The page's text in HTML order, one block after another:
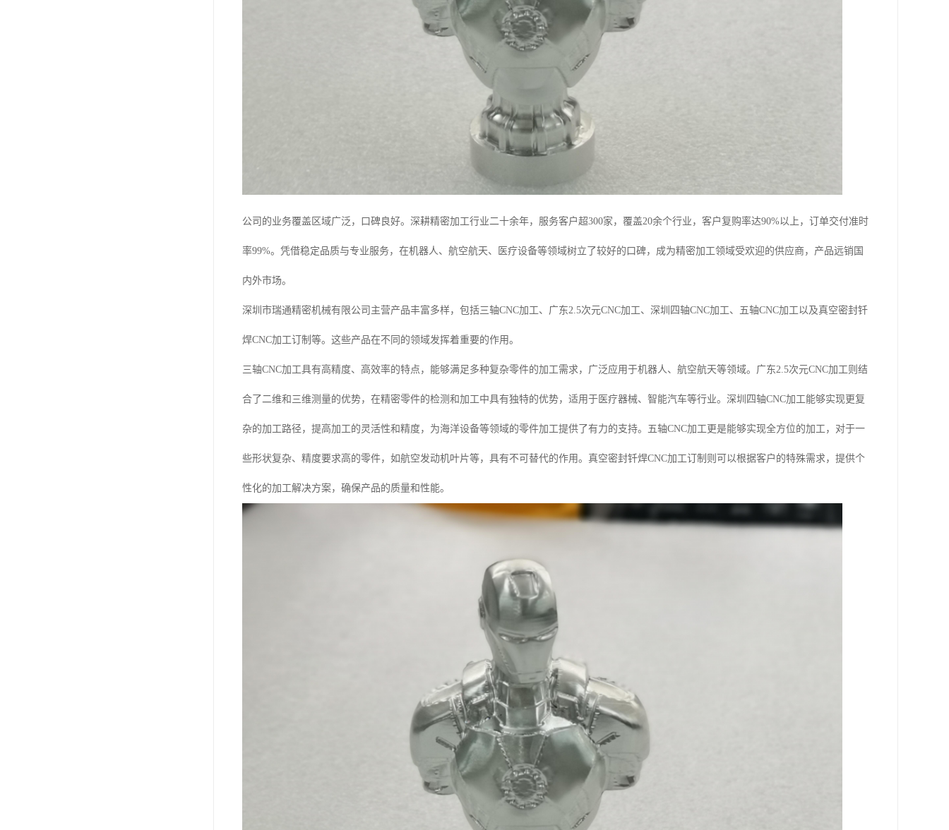
公司的业务覆盖区域广泛，口碑良好。深耕精密加工行业二十余年，服务客户超300家，覆盖20余个行业，客户复购率达90%以上，订单交付准时
率99%。凭借稳定品质与专业服务，在机器人、航空航天、医疗设备等领域树立了较好的口碑，成为精密加工领域受欢迎的供应商，产品远销国
内外市场。
深圳市瑞通精密机械有限公司主营产品丰富多样，包括三轴CNC加工、广东2.5次元CNC加工、深圳四轴CNC加工、五轴CNC加工以及真空密封钎
焊CNC加工订制等。这些产品在不同的领域发挥着重要的作用。
三轴CNC加工具有高精度、高效率的特点，能够满足多种复杂零件的加工需求，广泛应用于机器人、航空航天等领域。广东2.5次元CNC加工则结
合了二维和三维测量的优势，在精密零件的检测和加工中具有独特的优势，适用于医疗器械、智能汽车等行业。深圳四轴CNC加工能够实现更复
杂的加工路径，提高加工的灵活性和精度，为海洋设备等领域的零件加工提供了有力的支持。五轴CNC加工更是能够实现全方位的加工，对于一
些形状复杂、精度要求高的零件，如航空发动机叶片等，具有不可替代的作用。真空密封钎焊CNC加工订制则可以根据客户的特殊需求，提供个
性化的加工解决方案，确保产品的质量和性能。